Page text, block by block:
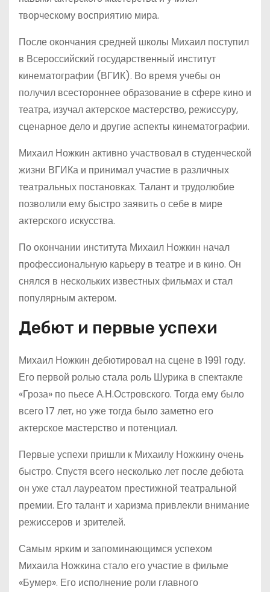
творческому восприятию мира.
После окончания средней школы Михаил поступил
в Всероссийский государственный институт
кинематографии (ВГИК). Во время учебы он
получил всестороннее образование в сфере кино и
театра, изучал актерское мастерство, режиссуру,
сценарное дело и другие аспекты кинематографии.
Михаил Ножкин активно участвовал в студенческой
жизни ВГИКа и принимал участие в различных
театральных постановках. Талант и трудолюбие
позволили ему быстро заявить о себе в мире
актерского искусства.
По окончании института Михаил Ножкин начал
профессиональную карьеру в театре и в кино. Он
снялся в нескольких известных фильмах и стал
популярным актером.
Дебют и первые успехи
Михаил Ножкин дебютировал на сцене в 1991 году.
Его первой ролью стала роль Шурика в спектакле
«Гроза» по пьесе А.Н.Островского. Тогда ему было
всего 17 лет, но уже тогда было заметно его
актерское мастерство и потенциал.
Первые успехи пришли к Михаилу Ножкину очень
быстро. Спустя всего несколько лет после дебюта
он уже стал лауреатом престижной театральной
премии. Его талант и харизма привлекли внимание
режиссеров и зрителей.
Самым ярким и запоминающимся успехом
Михаила Ножкина стало его участие в фильме
«Бумер». Его исполнение роли главного